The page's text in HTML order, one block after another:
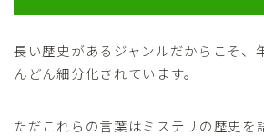
長い歴史があるジャンルだからこそ、
んどん細分化されています。
ただこれらの言葉はミステリの歴史を